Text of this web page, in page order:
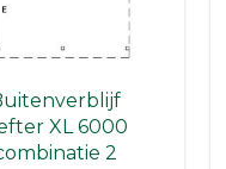
XL 6000
2